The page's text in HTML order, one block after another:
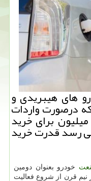
های هیبریدی و
است كه درصورت واردات
به كشور، حداقل 450 میلیون برای خرید
رسد قدرت خرید
خودرو بعنوان دومین
قرن از شروع فعالیت